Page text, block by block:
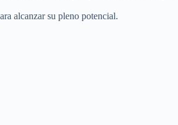
alcanzar su pleno potencial.